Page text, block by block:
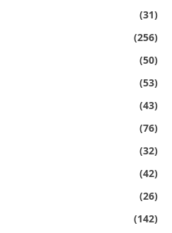
(31)
(256)
(50)
(53)
(43)
(76)
(32)
(42)
(26)
(142)